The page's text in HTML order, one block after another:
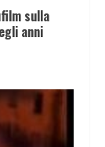
sulla
anni